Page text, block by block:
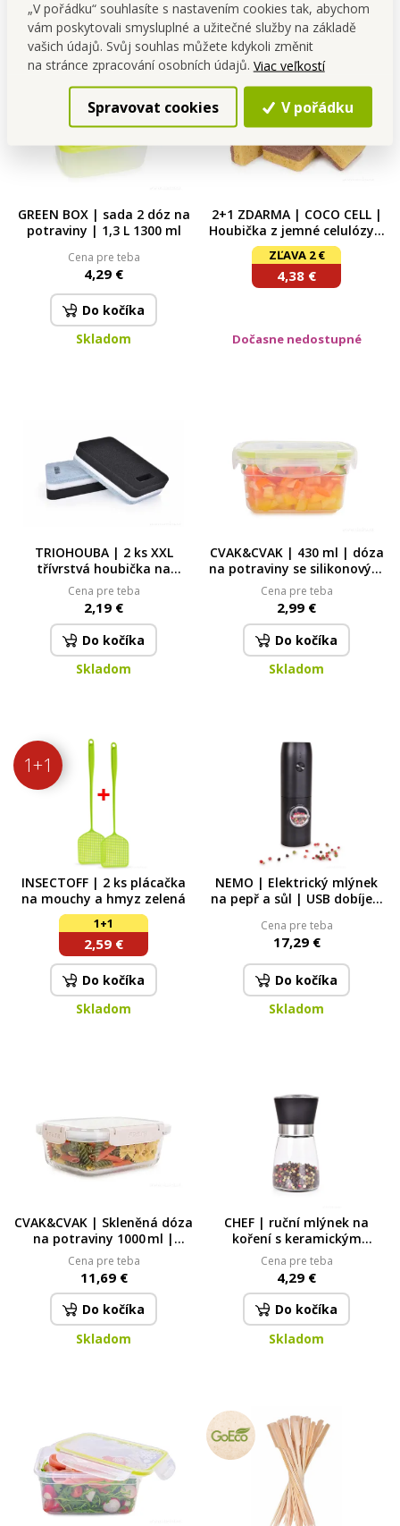
„V pořádku“ souhlasíte s nastavením cookies tak, abychom
vám poskytovali smysluplné a užitečné služby na základě
vašich údajů. Svůj souhlas můžete kdykoli změnit
na stránce zpracování osobních údajů. Viac veľkostí
Spravovat cookies V pořádku
GREEN BOX | sada 2 dóz na
potraviny | 1,3 L 1300 ml
Cena pre teba
4,29 €
Do kočíka
Skladom
2+1 ZDARMA | COCO CELL |
Houbička z jemné celulózy s
přírodní kokosovou vrstvou
| 3 kusy
ZĽAVA 2 €
4,38 €
Dočasne nedostupné
TRIOHOUBA | 2 ks XXL
třívrstvá houbička na
nádobí | extra odolná &
drsná strana
Cena pre teba
2,19 €
Do kočíka
Skladom
CVAK&CVAK | 430 ml | dóza
na potraviny se silikonovým
těsněním 430 ml
Cena pre teba
2,99 €
Do kočíka
Skladom
1+1
INSECTOFF | 2 ks plácačka
na mouchy a hmyz zelená
1+1
2,59 €
Do kočíka
Skladom
NEMO | Elektrický mlýnek
na pepř a sůl | USB dobíjecí
Cena pre teba
17,29 €
Do kočíka
Skladom
CVAK&CVAK | Skleněná dóza
na potraviny 1000 ml |
béžová
Cena pre teba
11,69 €
Do kočíka
Skladom
CHEF | ruční mlýnek na
koření s keramickým
mechanizmem | 180 ml
Cena pre teba
4,29 €
Do kočíka
Skladom